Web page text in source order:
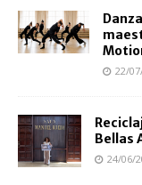
22/
Bellas
24/06/